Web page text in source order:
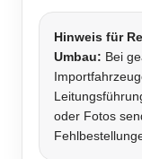
Hinweis für
Umbau: Bei
oder Fotos